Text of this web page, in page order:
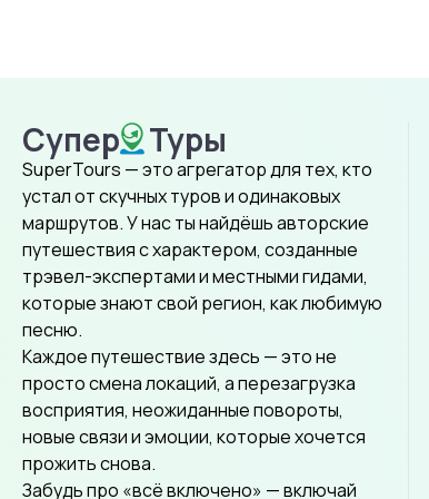
Супер Туры
SuperTours
SuperTours — это агрегатор для тех, кто
устал от скучных туров и одинаковых
маршрутов. У нас ты найдёшь авторские
путешествия с характером, созданные
трэвел-экспертами и местными гидами,
которые знают свой регион, как любимую
песню.
Каждое путешествие здесь — это не
просто смена локаций, а перезагрузка
восприятия, неожиданные повороты,
новые связи и эмоции, которые хочется
прожить снова.
Забудь про «всё включено» — включай